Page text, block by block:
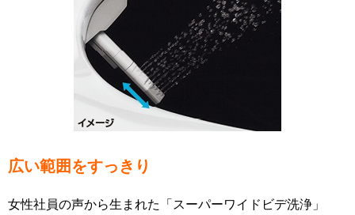
広い範囲をすっきり
女性社員の声から生まれた「スーパーワイドビデ洗浄」